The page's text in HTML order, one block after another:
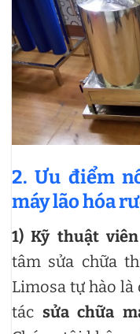
2. Ưu điểm
máy lão hóa
1) Kỹ thuật
tâm sửa chữa
Limosa tự hào
tác sửa chữa